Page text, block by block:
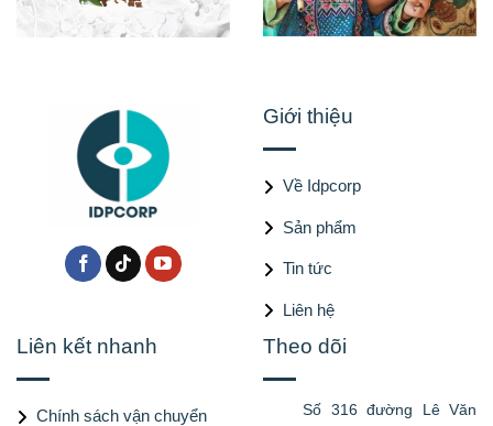
Giới thiệu
Về Idpcorp
Sản phẩm
Tin tức
Liên hệ
Liên kết nhanh
Chính sách vận chuyển
Theo dõi
Số 316 đường Lê Văn